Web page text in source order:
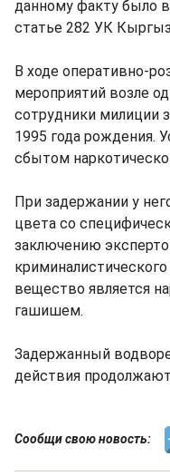
данному факту было
статье 282 УК
В ходе оперативно-
мероприятий возле
сотрудники милиции
1995 года рождения.
сбытом
При задержании у
цвета со
заключению
вещество является
гашишем.
Задержанный
действия
Сообщи свою новость: